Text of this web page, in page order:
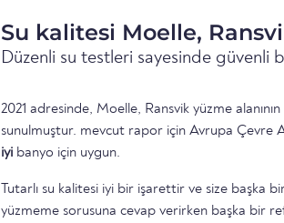
Su kalitesi Moelle,
Düzenli su testleri sayesinde güvenli
2021 adresinde, Moelle, Ransvik yüzme
sunulmuştur. mevcut rapor için Avrupa Çevre
iyi banyo için uygun.
Tutarlı su kalitesi iyi bir işarettir ve size başka
yüzmeme sorusuna cevap verirken başka bir